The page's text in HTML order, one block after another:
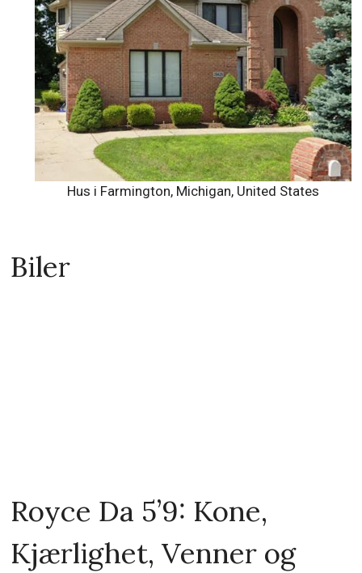
Hus i Farmington, Michigan, United States
Biler
Royce Da 5’9: Kone,
Kjærlighet, Venner og